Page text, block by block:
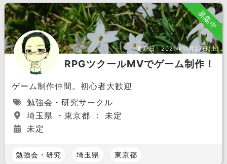
募集中
更新日：2021年11月27日(土)
RPGツクールMVでゲーム制作！
ゲーム制作仲間。初心者大歓迎
勉強会・研究サークル
埼玉県 ・東京都 ： 未定
未定
勉強会・研究 埼玉県 東京都